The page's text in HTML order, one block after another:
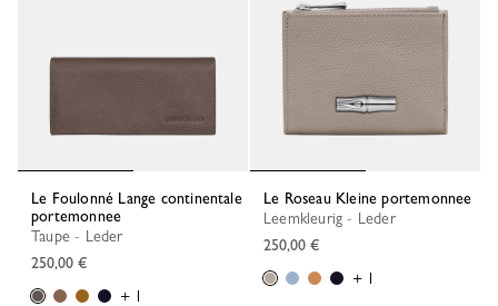
Le Foulonné Lange continentale
portemonnee
Taupe - Leder
250,00 €
+ 1
Le Roseau Kleine portemonnee
Leemkleurig - Leder
250,00 €
+ 1